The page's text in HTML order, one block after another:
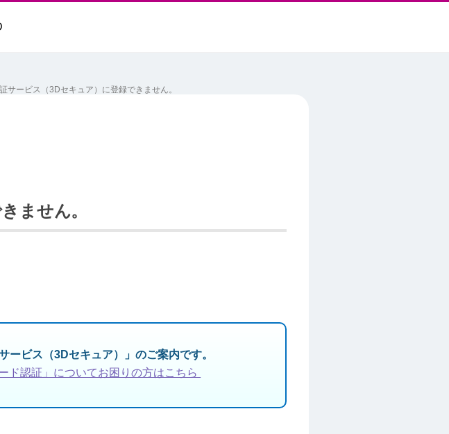
サービス（3Dセキュア）に登録できません。
ません。
ービス（3Dセキュア）」のご案内です。
ド認証」についてお困りの方はこちら